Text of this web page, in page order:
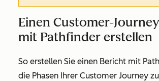
Einen Customer-
mit Pathfinder erstellen
So erstellen Sie einen Bericht mit
die Phasen Ihrer Customer Journey